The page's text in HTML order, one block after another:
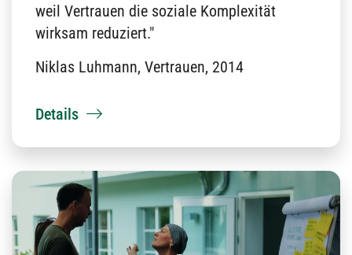
weil Vertrauen die soziale Komplexität
wirksam reduziert."
Niklas Luhmann, Vertrauen, 2014
Details